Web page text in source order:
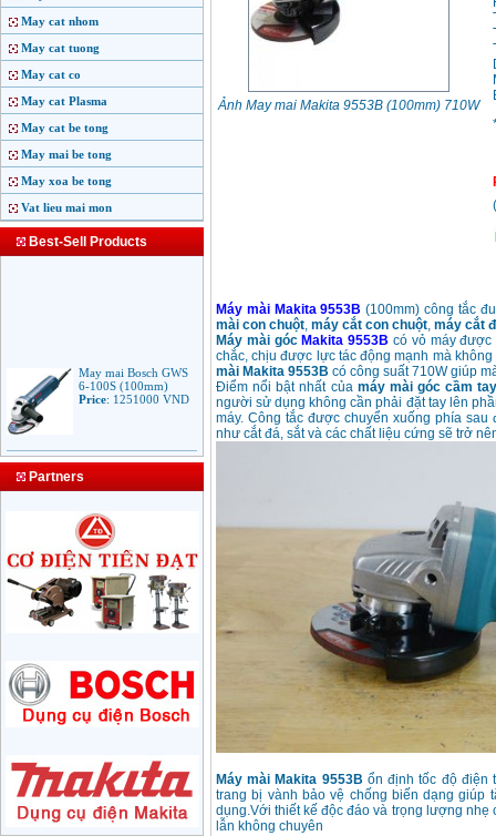
May cat nhom
May cat tuong
May cat co
May cat Plasma
May cat be tong
May mai be tong
May xoa be tong
Vat lieu mai mon
Best-Sell Products
6-100S (100mm)
Price:1251000VND
May mai Makita
9553B (100mm)
710W
Price:1285000VND
May mai 180mm
Bosch GWS 2200-180
(2000W)
Price: 3438000VND
(840W)
Price:1587000VND
Price: 2043000VND
Partners
Ảnh May mai Makita 9553B (100mm) 710W
(
Máy mài Makita 9553B (100mm) công tắc
mài con chuột, máy cắt con chuột, máy cắt
Máy mài góc Makita 9553B có vỏ máy
chắc, chịu được lực tác động mạnh mà
mài Makita 9553B có công suất 710W giúp
Điểm nổi bật nhất của máy mài góc cầm
người sử dụng không cần phải đặt tay lên
máy. Công tắc được chuyển xuống phía
như cắt đá, sắt và các chất liệu cứng sẽ trở
Máy mài Makita 9553B ổn định tốc độ điện
trang bị vành bảo vệ chống biến dạng
dụng.Với thiết kế độc đáo và trọng lượng
lẫn không chuyên